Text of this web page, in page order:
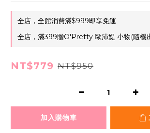
全店，全館消費滿$999即享免運
全店，滿399贈O'Pretty 歐沛媞 小物(隨機
NT$779 NT$950
加入購物車